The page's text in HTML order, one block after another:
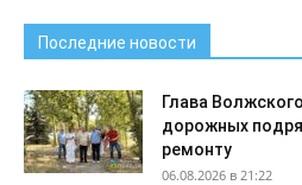
Последние новости
Глава
дорожных
ремонту
06.08.2026 в 21:22